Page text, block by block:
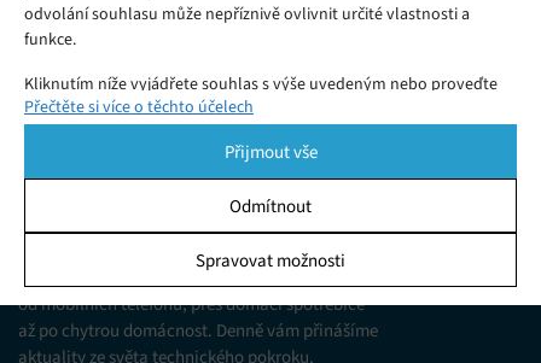
odvolání souhlasu může nepříznivě ovlivnit určité vlastnosti a
funkce.
Kliknutím níže vyjádřete souhlas s výše uvedeným nebo proveďte
podrobnější rozhodnutí. Vaše volby budou použity pouze na tomto
pomocí přepínačů v Zásadách cookies nebo kliknutím na tlačítko
Spravovat souhlas ve spodní části obrazovky.
Ukládání a/nebo přístup k informacím v zařízení, Porozumění
publiku prostřednictvím statistik nebo kombinací údajů z
různých zdrojů.
Přečtěte si více o těchto účelech
Přijmout vše
Odmítnout
Spravovat možnosti
Jsme web zajímající se o technologické novinky
od mobilních telefonů, přes domácí spotřebiče
až po chytrou domácnost. Denně vám přinášíme
aktuality ze světa technického pokroku,